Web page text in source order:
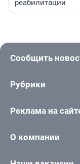
реабилитации
Сообщить
Рубрики
Реклама на
О компании